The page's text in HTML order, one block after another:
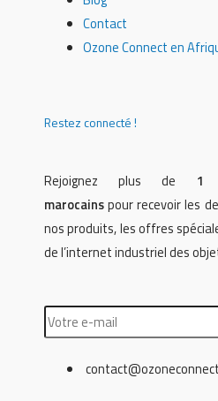
Contact
Ozone Connect en
Restez connecté !
Rejoignez plus de 1
marocainspour recevoir les
nos produits, les offres
de l’internet industriel des